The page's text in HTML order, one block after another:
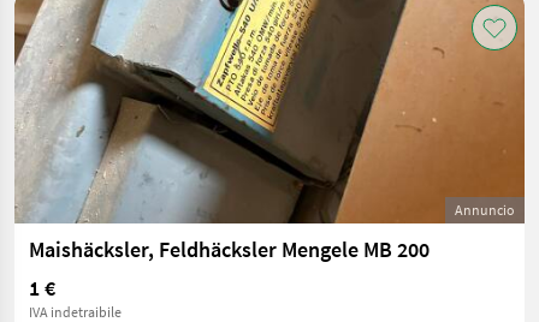
Annuncio
Maishäcksler, Feldhäcksler Mengele MB 200
1 €
IVA indetraibile